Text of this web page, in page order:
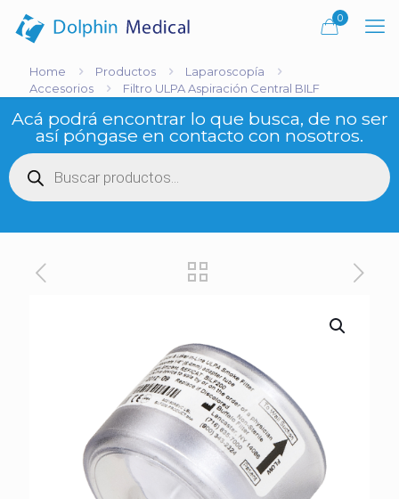
0
Home Productos
Laparoscopía
Accesorios
Filtro ULPA Aspiración Central BILF
Acá podrá encontrar lo que busca, de no ser
así póngase en contacto con nosotros.
Búsqueda
de
productos